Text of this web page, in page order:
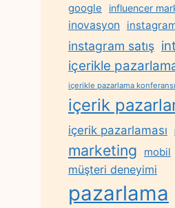
google influencer
inovasyon
instagram satış
içerikle
içerikle pazarlama konferansı
içerik
içerik pazarlaması
marketing mobil
müşteri deneyimi
pazarlama